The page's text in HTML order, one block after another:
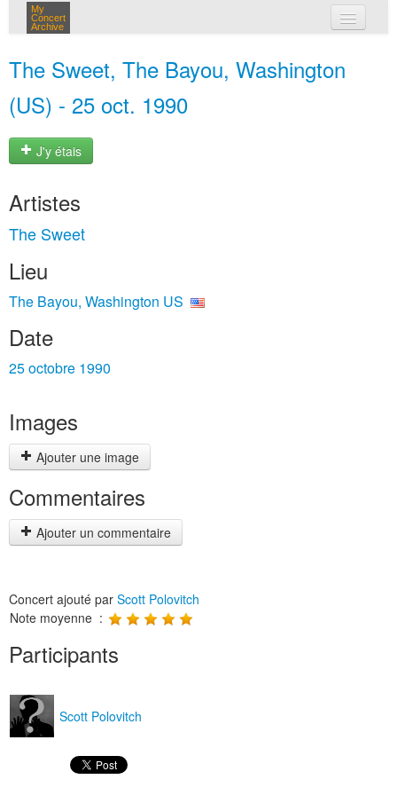
My
Concert
Archive
The Sweet, The Bayou, Washington
(US) - 25 oct. 1990
J'y étais
Artistes
The Sweet
Lieu
The Bayou, Washington US
Date
25 octobre 1990
Images
Ajouter une image
Commentaires
Ajouter un commentaire
Concert ajouté par Scott Polovitch
Note moyenne :
Participants
Scott Polovitch